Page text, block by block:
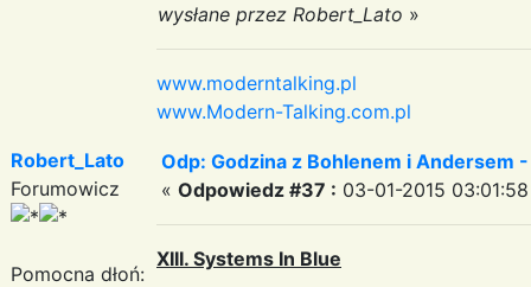
wysłane przez Robert_Lato »
www.moderntalking.pl
www.Modern-Talking.com.pl
Robert_Lato
Forumowicz
Pomocna dłoń:
Odp: Godzina z Bohlenem i Andersem
« Odpowiedz #37 : 03-01-2015
XIII. Systems In Blue